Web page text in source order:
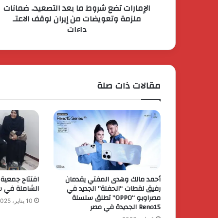
الإمارات تضع شروط ما بعد التصعيد.. ضمانات
ملزمة وتعويضات من إيران لوقف الاعتـ
داءات
مقالات ذات صلة
أحمد مالك وهدى المفتي يقدمان
رفيق لقطات “الحفلة” الجديد في
مصراوبو “OPPO” تطلق سلسلة
Reno15 الجديدة في مصر
افتتاح جمعية
الشاملة في
10 يناير، 2025